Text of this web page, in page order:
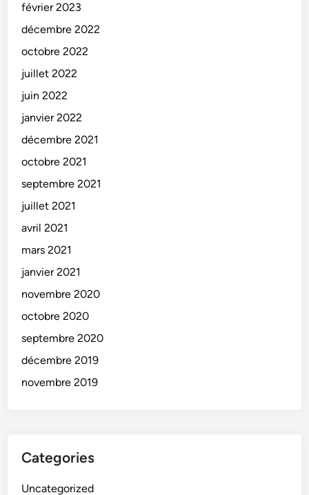
février 2023
décembre 2022
octobre 2022
juillet 2022
juin 2022
janvier 2022
décembre 2021
octobre 2021
septembre 2021
juillet 2021
avril 2021
mars 2021
janvier 2021
novembre 2020
octobre 2020
septembre 2020
décembre 2019
novembre 2019
Categories
Uncategorized